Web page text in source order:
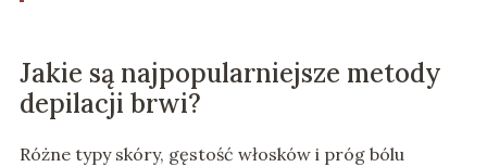
Jakie są najpopularniejsze metody
depilacji brwi?
Różne typy skóry, gęstość włosków i próg bólu